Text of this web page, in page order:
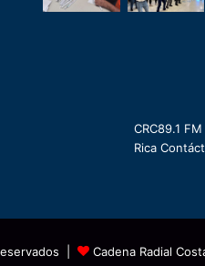
CRC89.1
Rica
| Cadena Radial